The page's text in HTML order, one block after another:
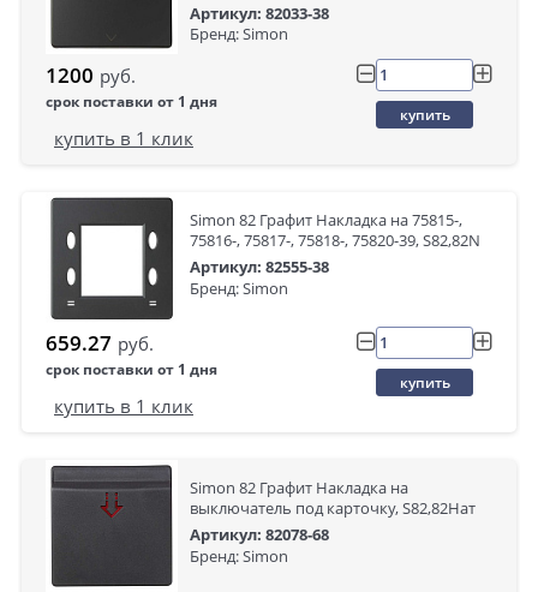
Артикул: 82033-38
Бренд: Simon
1200 руб.
срок поставки от 1 дня
купить
купить в 1 клик
Simon 82 Графит Накладка на 75815-,
75816-, 75817-, 75818-, 75820-39, S82,82N
Артикул: 82555-38
Бренд: Simon
659.27 руб.
срок поставки от 1 дня
купить
купить в 1 клик
Simon 82 Графит Накладка на
выключатель под карточку, S82,82Нат
Артикул: 82078-68
Бренд: Simon